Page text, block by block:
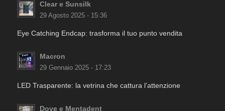
Clear e Sunsilk
29 Agosto 2025 - 15:36
Eye Catching Endcap: trasforma il tuo punto vendita
Macron
29 Gennaio 2025 - 17:23
LED Trasparente: la vetrina che cattura l’attenzione
Dove e Mentadent